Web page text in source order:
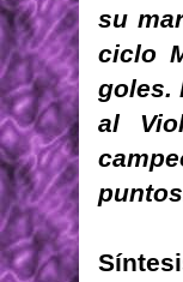
su
ciclo
goles.
al